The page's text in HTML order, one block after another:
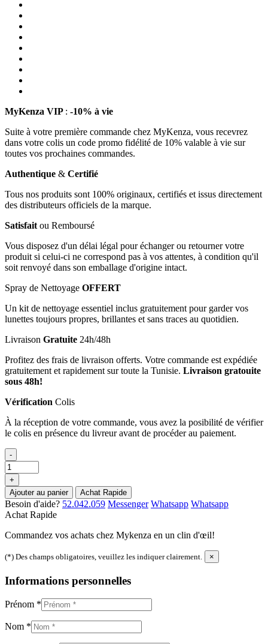
MyKenza VIP : -10% à vie
Suite à votre première commande chez MyKenza, vous recevrez
dans votre colis un code promo fidélité de 10% valable à vie sur
toutes vos prochaines commandes.
Authentique & Certifié
Tous nos produits sont 100% originaux, certifiés et issus directement
des distributeurs officiels de la marque.
Satisfait ou Remboursé
Vous disposez d'un délai légal pour échanger ou retourner votre
produit si celui-ci ne correspond pas à vos attentes, à condition qu'il
soit renvoyé dans son emballage d'origine intact.
Spray de Nettoyage OFFERT
Un kit de nettoyage essentiel inclus gratuitement pour garder vos
lunettes toujours propres, brillantes et sans traces au quotidien.
Livraison Gratuite 24h/48h
Profitez des frais de livraison offerts. Votre commande est expédiée
gratuitement et rapidement sur toute la Tunisie. Livraison gratouite
sous 48h!
Vérification Colis
À la réception de votre commande, vous avez la posibilité de vérifier
le colis en présence du livreur avant de procéder au paiement.
-
+
Ajouter au panier
Achat Rapide
Besoin d'aide? 52.042.059 Messenger Whatsapp Whatsapp
Achat Rapide
Commandez vos achats chez Mykenza en un clin d'œil!
(*) Des champs obligatoires, veuillez les indiquer clairement. ×
Informations personnelles
Prénom *
Nom *